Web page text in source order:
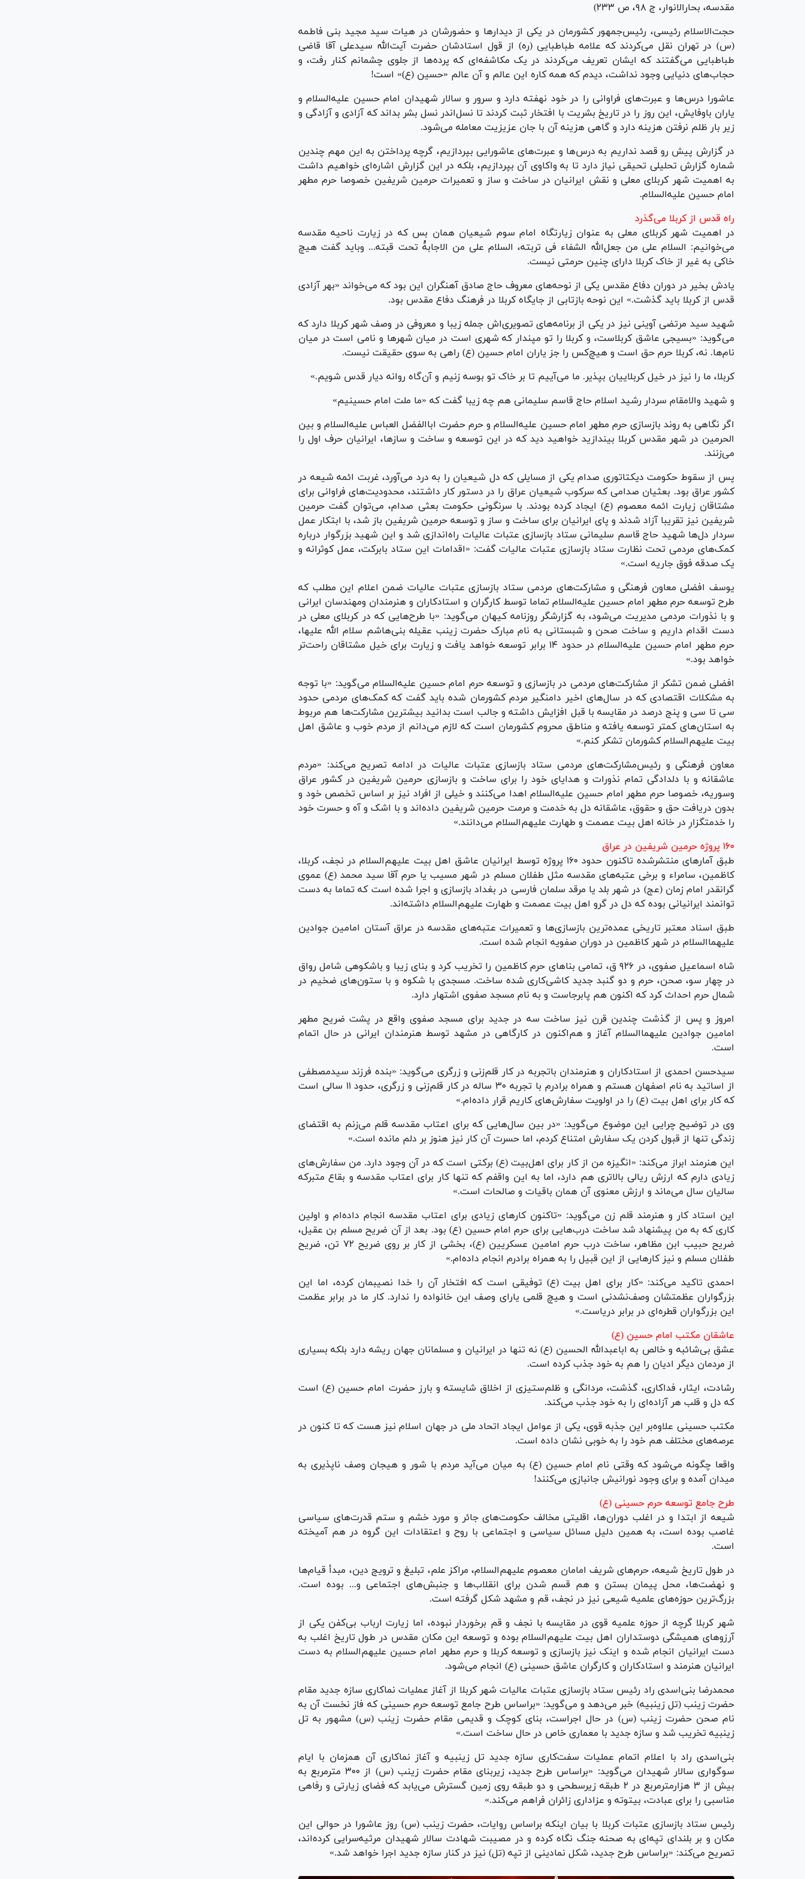
مقدسه، بحارالانوار، ج ۹۸، ص ۲۳۳)
حجت‌الاسلام رئیسی، رئیس‌جمهور کشورمان در یکی از دیدار‌ها و حضورشان در هیات سید مجید بنی فاطمه
(س) در تهران نقل می‌کردند که علامه طباطبایی (ره) از قول استادشان حضرت آیت‌الله سیدعلی آقا قاضی
طباطبایی می‌گفتند که ایشان تعریف می‌کردند در یک مکاشفه‌ای که پرده‌ها از جلوی چشمانم کنار رفت، و
حجاب‌های دنیایی وجود نداشت، دیدم که همه کاره این عالم و آن عالم «حسین (ع)» است!
عاشورا درس‌ها و عبرت‌های فراوانی را در خود نهفته دارد و سرور و سالار شهیدان امام حسین علیه‌السلام و
یاران باوفایش، این روز را در تاریخ بشریت با افتخار ثبت کردند تا نسل‌اندر نسل بشر بداند که آزادی و آزادگی و
زیر بار ظلم نرفتن هزینه دارد و گاهی هزینه آن با جان عزیزیت معامله می‌شود.
در گزارش پیش رو قصد نداریم به درس‌ها و عبرت‌های عاشورایی بپردازیم، گرچه پرداختن به این مهم چندین
شماره گزارش تحلیلی تحیقی نیاز دارد تا به واکاوی آن بپردازیم، بلکه در این گزارش اشاره‌ای خواهیم داشت
به اهمیت شهر کربلای معلی و نقش ایرانیان در ساخت و ساز و تعمیرات حرمین شریفین خصوصا حرم مطهر
امام حسین علیه‌السلام.
راه قدس از کربلا می‌گذرد
در اهمیت شهر کربلای معلی به عنوان زیارتگاه امام سوم شیعیان همان بس که در زیارت ناحیه مقدسه
می‌خوانیم: السلام علی من جعل‌الله الشفاء فی تربته، السلام علی من الاجابهًْ تحت قبته... وباید گفت هیچ
خاکی به غیر از خاک کربلا دارای چنین حرمتی نیست.
یادش بخیر در دوران دفاع مقدس یکی از نوحه‌های معروف حاج صادق آهنگران این بود که می‌خواند «بهر آزادی
قدس از کربلا باید گذشت.» این نوحه بازتابی از جایگاه کربلا در فرهنگ دفاع مقدس بود.
شهید سید مرتضی آوینی نیز در یکی از برنامه‌های تصویری‌اش جمله زیبا و معروفی در وصف شهر کربلا دارد که
می‌گوید: «بسیجی عاشق کربلاست، و کربلا را تو مپندار که شهری است در میان شهر‌ها و نامی است در میان
نام‌ها. نه، کربلا حرم حق است و هیچ‌کس را جز یاران امام حسین (ع) راهی به سوی حقیقت نیست.
کربلا، ما را نیز در خیل کربلاییان بپذیر. ما می‌آییم تا بر خاک تو بوسه زنیم و آن‌گاه روانه دیار قدس شویم.»
و شهید والامقام سردار رشید اسلام حاج قاسم سلیمانی هم چه زیبا گفت که «ما ملت امام حسینیم»
اگر نگاهی به روند باز‌سازی حرم مطهر امام حسین علیه‌السلام و حرم حضرت اباالفضل العباس علیه‌السلام و بین
الحرمین در شهر مقدس کربلا بیندازید خواهید دید که در این توسعه و ساخت و سازها، ایرانیان حرف اول را
می‌زنند.
پس از سقوط حکومت دیکتاتوری صدام یکی از مسایلی که دل شیعیان را به درد می‌آورد، غربت ائمه شیعه در
کشور عراق بود. بعثیان صدامی که سرکوب شیعیان عراق را در دستور کار داشتند، محدودیت‌های فراوانی برای
مشتاقان زیارت ائمه معصوم (ع) ایجاد کرده بودند. با سرنگونی حکومت بعثی صدام، می‌توان گفت حرمین
شریفین نیز تقریبا آزاد شدند و پای ایرانیان برای ساخت و ساز و توسعه حرمین شریفین باز شد، با ابتکار عمل
سردار دل‌ها شهید حاج قاسم سلیمانی ستاد باز‌سازی عتبات عالیات راه‌اندازی شد و این شهید بزرگوار درباره
کمک‌های مردمی تحت نظارت ستاد باز‌سازی عتبات عالیات گفت: «اقدامات این ستاد بابرکت، عمل کوثرانه و
یک صدقه فوق جاریه است.»
یوسف افضلی معاون فرهنگی و مشارکت‌های مردمی ستاد باز‌سازی عتبات عالیات ضمن اعلام این مطلب که
طرح توسعه حرم مطهر امام حسین علیه‌السلام تماما توسط کارگران و استادکاران و هنرمندان ومهندسان ایرانی
و با نذورات مردمی مدیریت می‌شود، به گزارشگر روزنامه کیهان می‌گوید: «با طرح‌هایی که در کربلای معلی در
دست اقدام داریم و ساخت صحن و شبستانی به نام مبارک حضرت زینب عقیله بنی‌هاشم سلام الله علیها،
حرم مطهر امام حسین علیه‌السلام در حدود ۱۴ برابر توسعه خواهد یافت و زیارت برای خیل مشتاقان راحت‌تر
خواهد بود.»
افضلی ضمن تشکر از مشارکت‌های مردمی در باز‌سازی و توسعه حرم امام حسین علیه‌السلام می‌گوید: «با توجه
به مشکلات اقتصادی که در سال‌های اخیر دامنگیر مردم کشورمان شده باید گفت که کمک‌های مردمی حدود
سی تا سی و پنج درصد در مقایسه با قبل افزایش داشته و جالب است بدانید بیشترین مشارکت‌ها هم مربوط
به استان‌های کمتر توسعه یافته و مناطق محروم کشورمان است که لازم می‌دانم از مردم خوب و عاشق اهل
بیت علیهم‌السلام کشورمان تشکر کنم.»
معاون فرهنگی و رئیس‌مشارکت‌های مردمی ستاد باز‌سازی عتبات عالیات در ادامه تصریح می‌کند: «مردم
عاشقانه و با دلدادگی تمام نذورات و هدایای خود را برای ساخت و باز‌سازی حرمین شریفین در کشور عراق
وسوریه، خصوصا حرم مطهر امام حسین علیه‌السلام اهدا می‌کنند و خیلی از افراد نیز بر اساس تخصص خود و
بدون دریافت حق و حقوق، عاشقانه دل به خدمت و مرمت حرمین شریفین داده‌اند و با اشک و آه و حسرت خود
را خدمتگزارِ در خانه اهل بیت عصمت و طهارت علیهم‌السلام می‌دانند.»
۱۶۰ پروژه حرمین شریفین در عراق
طبق آمار‌های منتشرشده تاکنون حدود ۱۶۰ پروژه توسط ایرانیان عاشق اهل بیت علیهم‌السلام در نجف، کربلا،
کاظمین، سامراء و برخی عتبه‌های مقدسه مثل طفلان مسلم در شهر مسیب یا حرم آقا سید محمد (ع) عموی
گرانقدر امام زمان (عج) در شهر بلد یا مرقد سلمان فارسی در بغداد باز‌سازی و اجرا شده است که تماما به دست
توانمند ایرانیانی بوده که دل در گرو اهل بیت عصمت و طهارت علیهم‌السلام داشته‌اند.
طبق اسناد معتبر تاریخی عمده‌ترین باز‌سازی‌ها و تعمیرات عتبه‌های مقدسه در عراق آستان امامین جوادین
علیهماالسلام در شهر کاظمین در دوران صفویه انجام شده است.
شاه اسماعیل صفوی، در ۹۲۶ ق، تمامی بنا‌های حرم کاظمین را تخریب کرد و بنای زیبا و باشکوهی شامل رواق
در چهار سو، صحن، حرم و دو گنبد جدید کاشی‌کاری شده ساخت. مسجدی با شکوه و با ستون‌های ضخیم در
شمال حرم احداث کرد که اکنون هم پابرجاست و به نام مسجد صفوی اشتهار دارد.
امروز و پس از گذشت چندین قرن نیز ساخت سه در جدید برای مسجد صفوی واقع در پشت ضریح مطهر
امامین جوادین علیهماالسلام آغاز و هم‌اکنون در کارگاهی در مشهد توسط هنرمندان ایرانی در حال اتمام
است.
سیدحسن احمدی از استادکاران و هنرمندان باتجربه در کار قلم‌زنی و زرگری می‌گوید: «بنده فرزند سیدمصطفی
از اساتید به نام اصفهان هستم و همراه برادرم با تجربه ۳۰ ساله در کار قلم‌زنی و زرگری، حدود ۱۱ سالی است
که کار برای اهل بیت (ع) را در اولویت سفارش‌های کاریم قرار داده‌ام.»
وی در توضیح چرایی این موضوع می‌گوید: «در بین سال‌هایی که برای اعتاب مقدسه قلم می‌زنم به اقتضای
زندگی تنها از قبول کردن یک سفارش امتناع کردم، اما حسرت آن کار نیز هنوز بر دلم مانده است.»
این هنرمند ابراز می‌کند: «انگیزه من از کار برای اهل‌بیت (ع) برکتی است که در آن وجود دارد. من سفارش‌های
زیادی دارم که ارزش ریالی بالاتری هم دارد، اما به این واقفم که تنها کار برای اعتاب مقدسه و بقاع متبرکه
سالیان سال می‌ماند و ارزش معنوی آن همان باقیات و صالحات است.»
این استاد کار و هنرمند قلم زن می‌گوید: «تاکنون کار‌های زیادی برای اعتاب مقدسه انجام داده‌ام و اولین
کاری که به من پیشنهاد شد ساخت درب‌هایی برای حرم امام حسین (ع) بود. بعد از آن ضریح مسلم بن عقیل،
ضریح حبیب ابن مظاهر، ساخت درب حرم امامین عسکریین (ع)، بخشی از کار بر روی ضریح ۷۲ تن، ضریح
طفلان مسلم و نیز کار‌هایی از این قبیل را به همراه برادرم انجام داده‌ام.»
احمدی تاکید می‌کند: «کار برای اهل بیت (ع) توفیقی است که افتخار آن را خدا نصیبمان کرده، اما این
بزرگواران عظمتشان وصف‌نشدنی است و هیچ قلمی یارای وصف این خانواده را ندارد. کار ما در برابر عظمت
این بزرگواران قطره‌ای در برابر دریاست.»
عاشقان مکتب امام حسین (ع)
عشق بی‌شائبه و خالص به اباعبدالله الحسین (ع) نه تنها در ایرانیان و مسلمانان جهان ریشه دارد بلکه بسیاری
از مردمان دیگر ادیان را هم به خود جذب کرده است.
رشادت، ایثار، فداکاری، گذشت، مردانگی و ظلم‌ستیزی از اخلاق شایسته و بارز حضرت امام حسین (ع) است
که دل و قلب هر آزاده‌ای را به خود جذب می‌کند.
مکتب حسینی علاوه‌بر این جذبه قوی، یکی از عوامل ایجاد اتحاد ملی در جهان اسلام نیز هست که تا کنون در
عرصه‌های مختلف هم خود را به خوبی نشان داده است.
واقعا چگونه می‌شود که وقتی نام امام حسین (ع) به میان می‌آید مردم با شور و هیجان وصف ناپذیری به
میدان آمده و برای وجود نورانیش جانبازی می‌کنند!
طرح جامع توسعه حرم حسینی (ع)
شیعه از ابتدا و در اغلب دوران‌ها، اقلیتی مخالف حکومت‌های جائر و مورد خشم و ستم قدرت‌های سیاسی
غاصب بوده است، به همین دلیل مسائل سیاسی و اجتماعی با روح و اعتقادات این گروه در هم آمیخته
است.
در طول تاریخ شیعه، حرم‌های شریف امامان معصوم علیهم‌السلام، مراکز علم، تبلیغ و ترویج دین، مبدأ قیام‌ها
و نهضت‌ها، محل پیمان بستن و هم قسم شدن برای انقلاب‌ها و جنبش‌های اجتماعی و... بوده است.
بزرگ‌ترین حوزه‌های علمیه شیعی نیز در نجف، قم و مشهد شکل گرفته است.
شهر کربلا گرچه از حوزه علمیه قوی در مقایسه با نجف و قم برخوردار نبوده، اما زیارت ارباب بی‌کفن یکی از
آرزو‌های همیشگی دوستداران اهل بیت علیهم‌السلام بوده و توسعه این مکان مقدس در طول تاریخ اغلب به
دست ایرانیان انجام شده و اینک نیز باز‌سازی و توسعه کربلا و حرم مطهر امام حسین علیهم‌السلام به دست
ایرانیان هنرمند و استادکاران و کارگران عاشق حسینی (ع) انجام می‌شود.
محمدرضا بنی‌اسدی راد رئیس ستاد باز‌سازی عتبات عالیات شهر کربلا از آغاز عملیات نماکاری سازه جدید مقام
حضرت زینب (تل زینبیه) خبر می‌دهد و می‌گوید: «براساس طرح جامع توسعه حرم حسینی که فاز نخست آن به
نام صحن حضرت زینب (س) در حال اجراست، بنای کوچک و قدیمی مقام حضرت زینب (س) مشهور به تل
زینبیه تخریب شد و سازه جدید با معماری خاص در حال ساخت است.»
بنی‌اسدی راد با اعلام اتمام عملیات سفت‌کاری سازه جدید تل زینبیه و آغاز نماکاری آن همزمان با ایام
سوگواری سالار شهیدان می‌گوید: «براساس طرح جدید، زیربنای مقام حضرت زینب (س) از ۳۰۰ مترمربع به
بیش از ۳ هزارمترمربع در ۲ طبقه زیرسطحی و دو طبقه روی زمین گسترش می‌یابد که فضای زیارتی و رفاهی
مناسبی را برای عبادت، بیتوته و عزاداری زائران فراهم می‌کند.»
رئیس ستاد باز‌سازی عتبات کربلا با بیان اینکه براساس روایات، حضرت زینب (س) روز عاشورا در حوالی این
مکان و بر بلندای تپه‌ای به صحنه جنگ نگاه کرده و در مصیبت شهادت سالار شهیدان مرثیه‌سرایی کرده‌اند،
تصریح می‌کند: «براساس طرح جدید، شکل نمادینی از تپه (تل) نیز در کنار سازه جدید اجرا خواهد شد.»